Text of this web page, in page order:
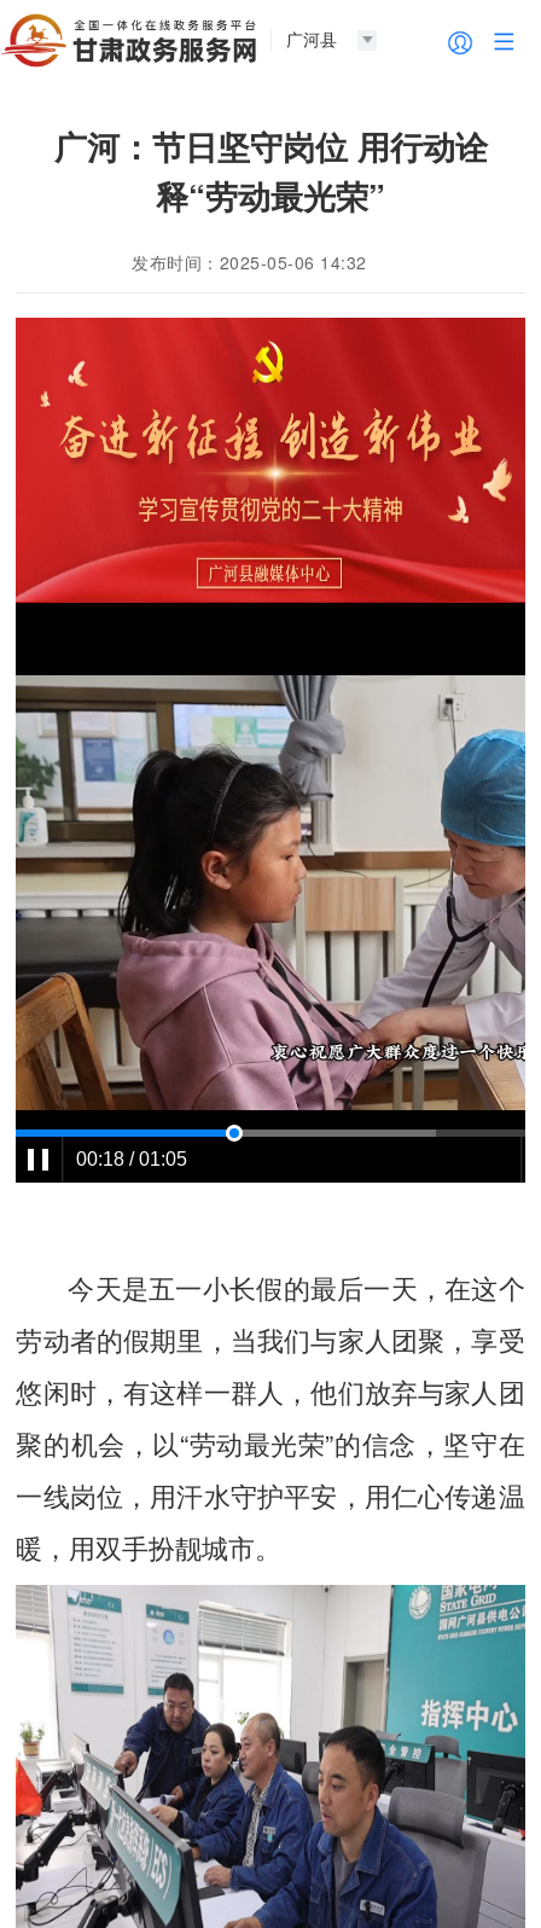
广河县
广河：节日坚守岗位 用行动诠
释“劳动最光荣”
发布时间：2025-05-06 14:32
00:19 / 01:05
今天是五一小长假的最后一天，在这个
劳动者的假期里，当我们与家人团聚，享受
悠闲时，有这样一群人，他们放弃与家人团
聚的机会，以“劳动最光荣”的信念，坚守在
一线岗位，用汗水守护平安，用仁心传递温
暖，用双手扮靓城市。